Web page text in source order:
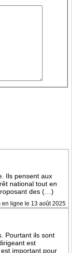
Ils pensent aux
national tout en
des (…)
en ligne le 13 août 2025
Pourtant ils sont
est
important pour